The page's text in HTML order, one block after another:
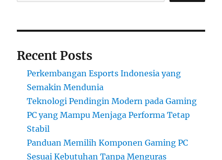
Recent Posts
Perkembangan Esports Indonesia yang
Semakin Mendunia
Teknologi Pendingin Modern pada Gaming
PC yang Mampu Menjaga Performa Tetap
Stabil
Panduan Memilih Komponen Gaming PC
Sesuai Kebutuhan Tanpa Menguras